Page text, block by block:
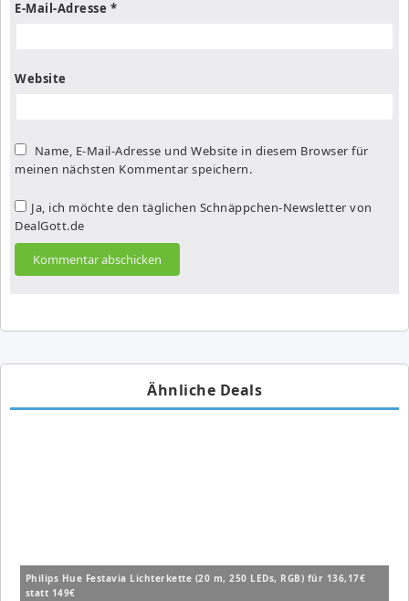
E-Mail-Adresse *
Website
Name, E-Mail-Adresse und Website in diesem Browser für
meinen nächsten Kommentar speichern.
Ja, ich möchte den täglichen Schnäppchen-Newsletter von
DealGott.de
Ähnliche Deals
Philips Hue Festavia Lichterkette (20 m, 250 LEDs, RGB) für 136,17€
statt 149€